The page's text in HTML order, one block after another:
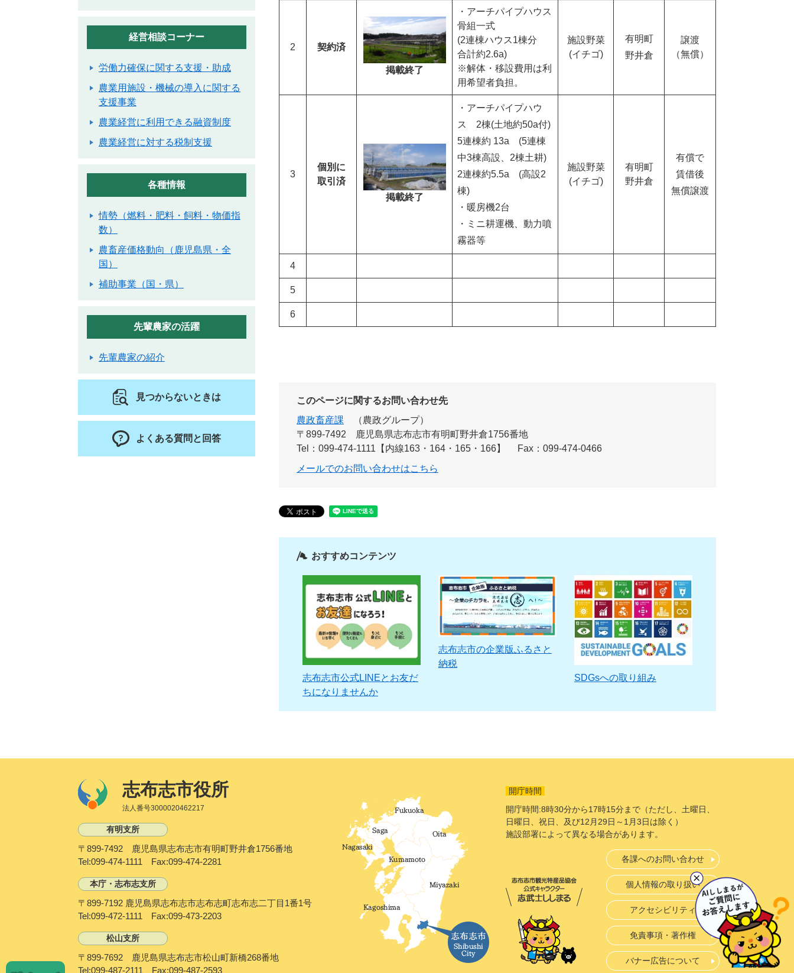
2 契約済
掲載終了
・アーチパイプハウス
骨組一式
(2連棟ハウス1棟分
合計約2.6a)
​※解体・移設費用は利
用希望者負担。
施設野菜
(イチゴ)
有明町
野井倉
譲渡
（無償）
3
個別に
取引済
掲載終了
・アーチパイプハウ
ス 2棟(土地約50a付)
5連棟約 13a (5連棟
中3棟高設、2棟土耕)
2連棟約5.5a (高設2
棟)
・暖房機2台
・ミニ耕運機、動力噴
霧器等
施設野菜
(イチゴ)
有明町
野井倉
有償で
賃借後
無償譲渡
4
5
6
このページに関するお問い合わせ先
農政畜産課
農政グループ
〒899-7492
鹿児島県志布志市有明町野井倉1756番地
Tel：099-474-1111【内線163・164・165・166】
Fax：099-474-0466
メールでのお問い合わせはこちら
おすすめコンテンツ
志布志市公式LINEとお友だ
ちになりませんか
志布志市の企業版ふるさと
納税
SDGsへの取り組み
経営相談コーナー
労働力確保に関する支援・助成
農業用施設・機械の導入に関する
支援事業
農業経営に利用できる融資制度
農業経営に対する税制支援
各種情報
情勢（燃料・肥料・飼料・物価指
数）
農畜産価格動向（鹿児島県・全
国）
補助事業（国・県）
先輩農家の活躍
先輩農家の紹介
見つからないときは
よくある質問と回答
志布志市役所
法人番号3000020462217
有明支所
〒899-7492 鹿児島県志布志市有明町野井倉1756番地
Tel:099-474-1111 Fax:099-474-2281
本庁・志布志支所
〒899-7192 鹿児島県志布志市志布志町志布志二丁目1番1号
Tel:099-472-1111 Fax:099-473-2203
松山支所
〒899-7692 鹿児島県志布志市松山町新橋268番地
Tel:099-487-2111 Fax:099-487-2593
開庁時間
開庁時間:8時30分から17時15分まで（ただし、土曜日、
日曜日、祝日、及び12月29日～1月3日は除く）
施設部署によって異なる場合があります。
各課へのお問い合わせ
個人情報の取り扱い
アクセシビリティ
免責事項・著作権
バナー広告について
P